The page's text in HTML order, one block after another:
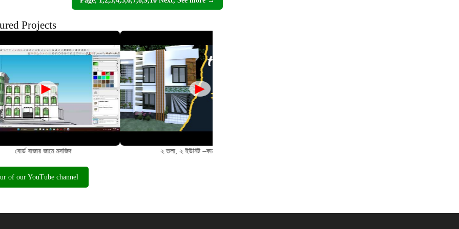
Projects
►
২ তলা, ২ ইউনিট –কামাত পাড়া
►
Two storey house– Panchagarh
of our YouTube channel